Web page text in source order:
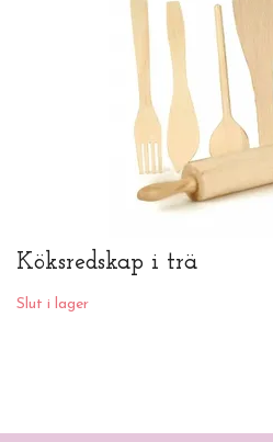
Köksredskap i trä
Slut i lager